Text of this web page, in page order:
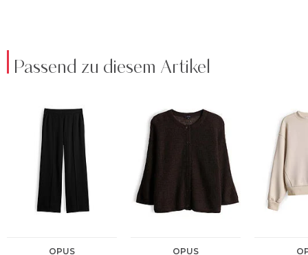
Passend zu diesem Artikel